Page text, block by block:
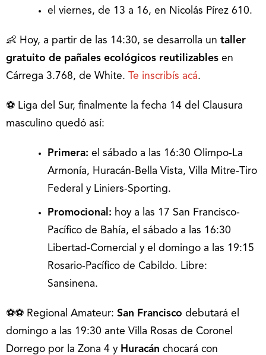
el viernes, de 13 a 16, en Nicolás Pírez 610.
👶 Hoy, a partir de las 14:30, se desarrolla un taller
gratuito de pañales ecológicos reutilizables en
Cárrega 3.768, de White.
Te inscribís acá.
⚽ Liga del Sur, finalmente la fecha 14 del Clausura
masculino quedó así:
Primera: el sábado a las 16:30 Olimpo-La
Armonía, Huracán-Bella Vista, Villa Mitre-Tiro
Federal y Liniers-Sporting.
Promocional: hoy a las 17 San Francisco-
Pacífico de Bahía, el sábado a las 16:30
Libertad-Comercial y el domingo a las 19:15
Rosario-Pacífico de Cabildo. Libre:
Sansinena.
⚽⚽ Regional Amateur: San Francisco debutará el
domingo a las 19:30 ante Villa Rosas de Coronel
Dorrego por la Zona 4 y Huracán chocará con